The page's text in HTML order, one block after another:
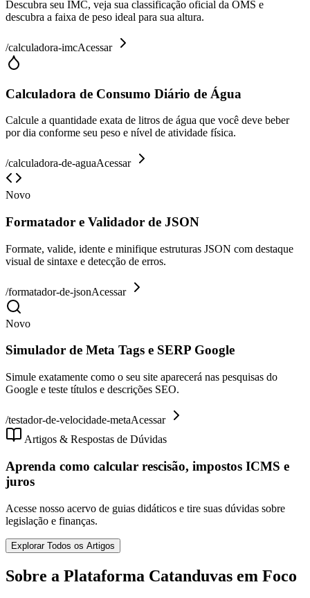
Descubra seu IMC, veja sua classificação oficial da OMS e
descubra a faixa de peso ideal para sua altura.
/calculadora-imcAcessar
Calculadora de Consumo Diário de Água
Calcule a quantidade exata de litros de água que você deve beber
por dia conforme seu peso e nível de atividade física.
/calculadora-de-aguaAcessar
Novo
Formatador e Validador de JSON
Formate, valide, idente e minifique estruturas JSON com destaque
visual de sintaxe e detecção de erros.
/formatador-de-jsonAcessar
Novo
Simulador de Meta Tags e SERP Google
Simule exatamente como o seu site aparecerá nas pesquisas do
Google e teste títulos e descrições SEO.
/testador-de-velocidade-metaAcessar
Artigos & Respostas de Dúvidas
Aprenda como calcular rescisão, impostos ICMS e
juros
Acesse nosso acervo de guias didáticos e tire suas dúvidas sobre
legislação e finanças.
Explorar Todos os Artigos
Sobre a Plataforma Catanduvas em Foco